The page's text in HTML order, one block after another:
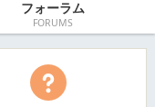
フォーラム
FORUMS